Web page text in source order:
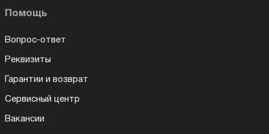
Помощь
Вопрос-ответ
Реквизиты
Гарантии и возврат
Сервисный центр
Вакансии